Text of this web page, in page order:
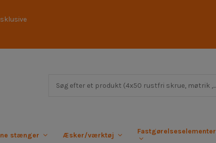
stænger Æsker/værktøj Fastgørelseselementer